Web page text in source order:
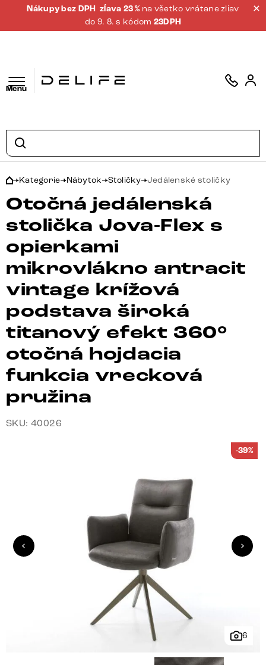
Nákupy bez DPH zĺava 23 % na všetko vrátane zliav
do 9. 8. s kódom 23DPH
Menu
Kategorie Nábytok Stoličky Jedálenské stoličky
Otočná jedálenská
stolička Jova-Flex s
opierkami
mikrovlákno antracit
vintage krížová
podstava široká
titanový efekt 360°
otočná hojdacia
funkcia vrecková
pružina
SKU: 40026
6
-39%